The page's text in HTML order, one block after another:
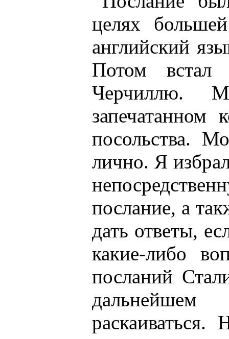
целях
английский
Потом встал
Черчиллю.
запечатанном
посольства.
лично. Я
послание, а
дать ответы,
какие-либо
посланий